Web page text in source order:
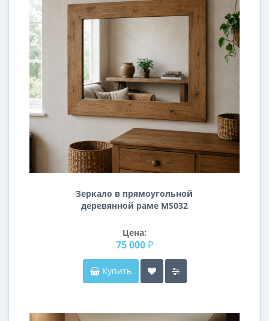
Зеркало в прямоугольной
деревянной раме MS032
Цена:
75 000 ₽
Купить